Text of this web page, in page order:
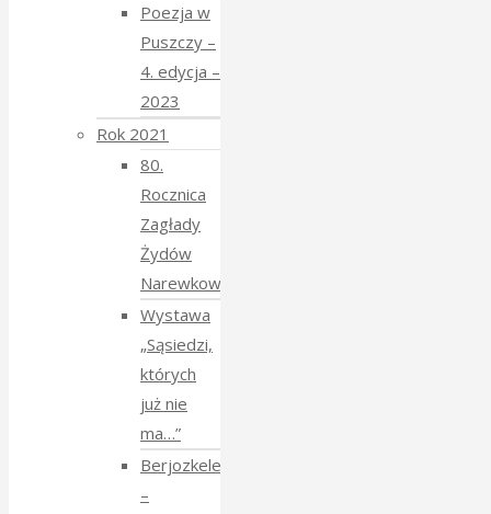
Poezja w
Puszczy –
4. edycja –
2023
Rok 2021
80.
Rocznica
Zagłady
Żydów
Narewkowskich
Wystawa
„Sąsiedzi,
których
już nie
ma…”
Berjozkele
–